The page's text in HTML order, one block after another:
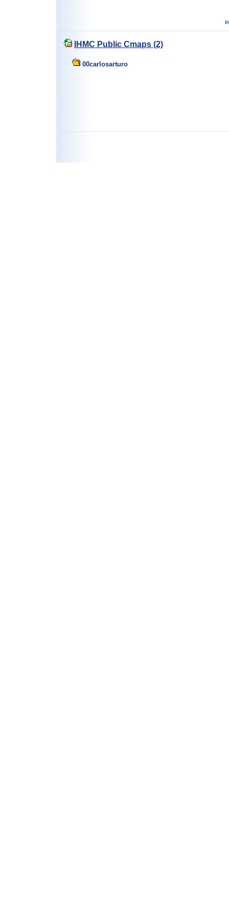
IHMC Public Cmaps (2)
00carlosarturo